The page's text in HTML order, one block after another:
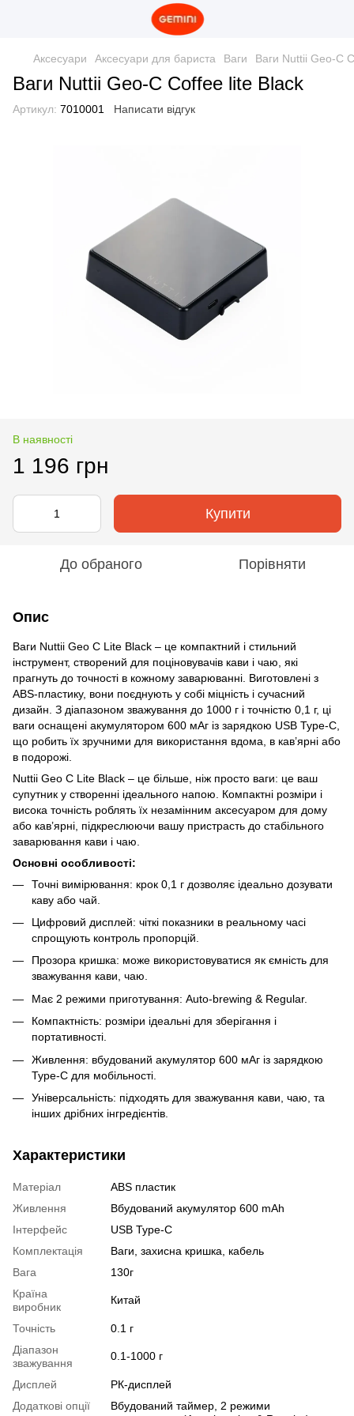
Аксесуари Аксесуари для бариста Ваги Ваги Nuttii Geo-C
Ваги Nuttii Geo-C Coffee lite Black
Артикул: 7010001 Написати відгук
В наявності
1 196 грн
Купити
До обраного Порівняти
Опис
Ваги Nuttii Geo C Lite Black – це компактний і стильний
інструмент, створений для поціновувачів кави і чаю, які
прагнуть до точності в кожному заварюванні. Виготовлені з
ABS-пластику, вони поєднують у собі міцність і сучасний
дизайн. З діапазоном зважування до 1000 г і точністю 0,1 г, ці
ваги оснащені акумулятором 600 мАг із зарядкою USB Type-C,
що робить їх зручними для використання вдома, в кав’ярні або
в подорожі.
Nuttii Geo C Lite Black – це більше, ніж просто ваги: це ваш
супутник у створенні ідеального напою. Компактні розміри і
висока точність роблять їх незамінним аксесуаром для дому
або кав’ярні, підкреслюючи вашу пристрасть до стабільного
заварювання кави і чаю.
Основні особливості:
Точні вимірювання: крок 0,1 г дозволяє ідеально дозувати
каву або чай.
Цифровий дисплей: чіткі показники в реальному часі
спрощують контроль пропорцій.
Прозора кришка: може використовуватися як ємність для
зважування кави, чаю.
Має 2 режими приготування: Auto-brewing & Regular.
Компактність: розміри ідеальні для зберігання і
портативності.
Живлення: вбудований акумулятор 600 мАг із зарядкою
Type-C для мобільності.
Універсальність: підходять для зважування кави, чаю, та
інших дрібних інгредієнтів.
Характеристики
Матеріал
ABS пластик
Живлення
Вбудований акумулятор 600 mAh
Інтерфейс
USB Type-C
Комплектація
Ваги, захисна кришка, кабель
Вага
130г
Країна
виробник
Китай
Точність
0.1 г
Діапазон
зважування
0.1-1000 г
Дисплей
РК-дисплей
Додаткові опції
Вбудований таймер, 2 режими